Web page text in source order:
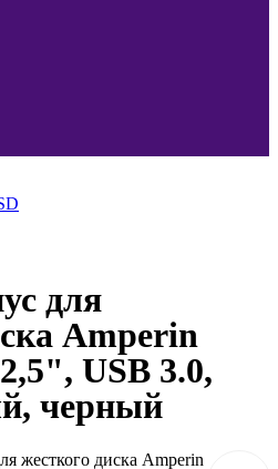
для
Amperin
USB 3.0,
черный